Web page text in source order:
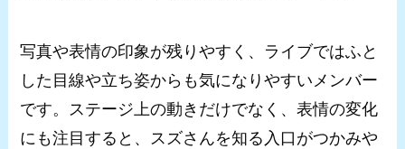
写真や表情の印象が残りやすく、ライブではふと
した目線や立ち姿からも気になりやすいメンバー
です。ステージ上の動きだけでなく、表情の変化
にも注目すると、スズさんを知る入口がつかみや